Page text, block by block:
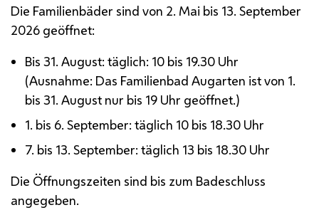
Die Familienbäder sind von 2. Mai bis 13. September
2026 geöffnet:
Bis 31. August: täglich: 10 bis 19.30 Uhr
(Ausnahme: Das Familienbad Augarten ist von 1.
bis 31. August nur bis 19 Uhr geöffnet.)
1. bis 6. September: täglich 10 bis 18.30 Uhr
7. bis 13. September: täglich 13 bis 18.30 Uhr
Die Öffnungszeiten sind bis zum Badeschluss
angegeben.